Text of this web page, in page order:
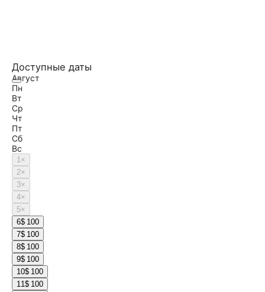
Доступные даты
Август
Пн
Вт
Ср
Чт
Пт
Сб
Вс
1×
2×
3×
4×
5×
6$ 100
7$ 100
8$ 100
9$ 100
10$ 100
11$ 100